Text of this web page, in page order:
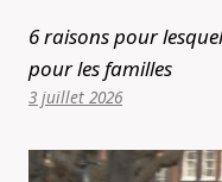
6 raisons pour
pour les familles
3 juillet 2026